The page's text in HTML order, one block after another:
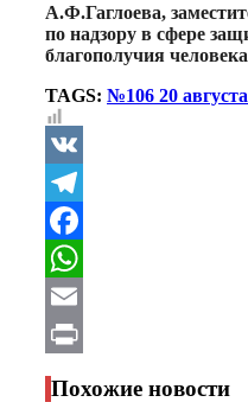
А.Ф.Гаглоева,
по надзору в сфере
благополучия человека
TAGS: №106 20
VK
Telegram
Facebook
WhatsApp
Email
Print
Похожие новости